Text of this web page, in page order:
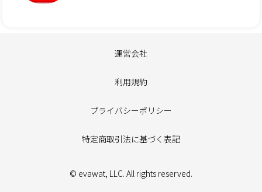
運営会社
利用規約
プライバシーポリシー
特定商取引法に基づく表記
© evawat, LLC. All rights reserved.